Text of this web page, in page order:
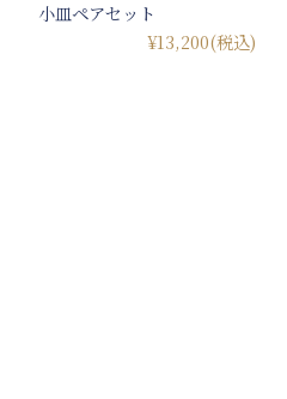
小皿ペアセット
¥13,200(税込)